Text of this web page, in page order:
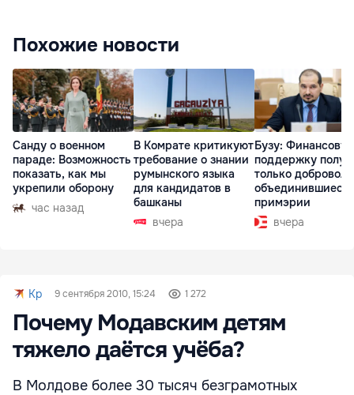
Похожие новости
Санду о военном
параде: Возможность
показать, как мы
укрепили оборону
час назад
В Комрате критикуют
требование о знании
румынского языка
для кандидатов в
башканы
вчера
Бузу:
поддержку
только
объединившиеся
примэрии
вчера
Kp 9 сентября 2010, 15:24 1 272
Почему Модавским детям
тяжело даётся учёба?
В Молдове более 30 тысяч безграмотных